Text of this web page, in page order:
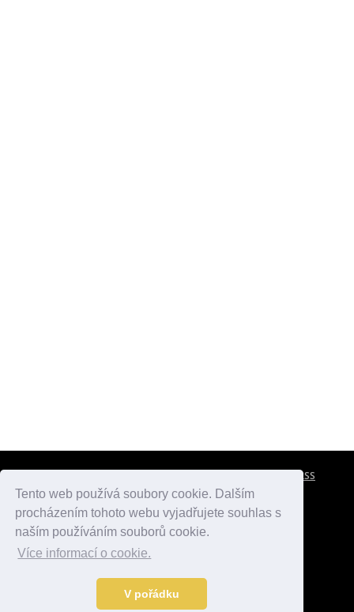
Tento web používá soubory cookie. Dalším
procházením tohoto webu vyjadřujete souhlas s
naším používáním souborů cookie.
Více informací o cookie.
V pořádku
RSS
atlaspamatek.info
Data o počasí jsou přebírána z
Kontakt:mail@desperado.cz